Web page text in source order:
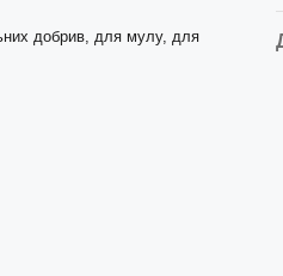
добрив, для мулу, для